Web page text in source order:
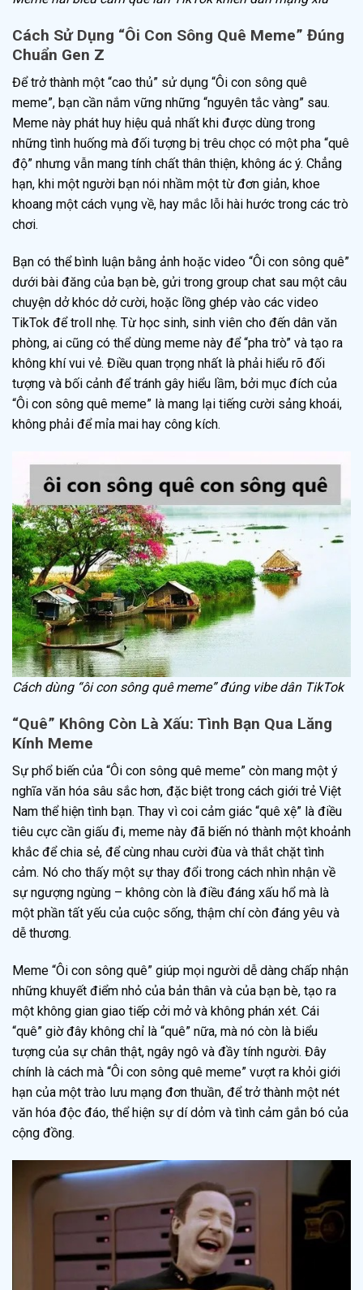
Cách Sử Dụng “Ôi Con Sông Quê Meme” Đúng
Chuẩn Gen Z
Để trở thành một “cao thủ” sử dụng “Ôi con sông quê
meme”, bạn cần nắm vững những “nguyên tắc vàng” sau.
Meme này phát huy hiệu quả nhất khi được dùng trong
những tình huống mà đối tượng bị trêu chọc có một pha “quê
độ” nhưng vẫn mang tính chất thân thiện, không ác ý. Chẳng
hạn, khi một người bạn nói nhầm một từ đơn giản, khoe
khoang một cách vụng về, hay mắc lỗi hài hước trong các trò
chơi.
Bạn có thể bình luận bằng ảnh hoặc video “Ôi con sông quê”
dưới bài đăng của bạn bè, gửi trong group chat sau một câu
chuyện dở khóc dở cười, hoặc lồng ghép vào các video
TikTok để troll nhẹ. Từ học sinh, sinh viên cho đến dân văn
phòng, ai cũng có thể dùng meme này để “pha trò” và tạo ra
không khí vui vẻ. Điều quan trọng nhất là phải hiểu rõ đối
tượng và bối cảnh để tránh gây hiểu lầm, bởi mục đích của
“Ôi con sông quê meme” là mang lại tiếng cười sảng khoái,
không phải để mỉa mai hay công kích.
Cách dùng “ôi con sông quê meme” đúng vibe dân TikTok
“Quê” Không Còn Là Xấu: Tình Bạn Qua Lăng
Kính Meme
Sự phổ biến của “Ôi con sông quê meme” còn mang một ý
nghĩa văn hóa sâu sắc hơn, đặc biệt trong cách giới trẻ Việt
Nam thể hiện tình bạn. Thay vì coi cảm giác “quê xệ” là điều
tiêu cực cần giấu đi, meme này đã biến nó thành một khoảnh
khắc để chia sẻ, để cùng nhau cười đùa và thắt chặt tình
cảm. Nó cho thấy một sự thay đổi trong cách nhìn nhận về
sự ngượng ngùng – không còn là điều đáng xấu hổ mà là
một phần tất yếu của cuộc sống, thậm chí còn đáng yêu và
dễ thương.
Meme “Ôi con sông quê” giúp mọi người dễ dàng chấp nhận
những khuyết điểm nhỏ của bản thân và của bạn bè, tạo ra
một không gian giao tiếp cởi mở và không phán xét. Cái
“quê” giờ đây không chỉ là “quê” nữa, mà nó còn là biểu
tượng của sự chân thật, ngây ngô và đầy tính người. Đây
chính là cách mà “Ôi con sông quê meme” vượt ra khỏi giới
hạn của một trào lưu mạng đơn thuần, để trở thành một nét
văn hóa độc đáo, thể hiện sự dí dỏm và tình cảm gắn bó của
cộng đồng.